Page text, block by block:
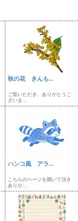
秋の花 きんも...
ご覧いただき、ありがとうご
ざいま...
ハンコ風 アラ...
こちらのページを開いて頂き
ありが...